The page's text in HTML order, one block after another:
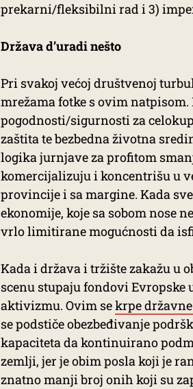
prekarni/fleksibilni rad i 3)
Država d’uradi nešto
Pri svakoj većoj društvenoj
mrežama fotke s ovim
pogodnosti/sigurnosti za
zaštita te bezbedna životna
logika jurnjave za profitom
komercijalizuju i koncentrišu u
provincije i sa margine. Kada
ekonomije, koje sa sobom nose
vrlo limitirane mogućnosti da
Kada i država i tržište zakažu u
scenu stupaju fondovi
aktivizmu. Ovim sekrpe
se podstiče obezbeđivanje
kapaciteta da kontinuirano
zemlji, jer je obim posla koji je
znatno manji broj onih koji su